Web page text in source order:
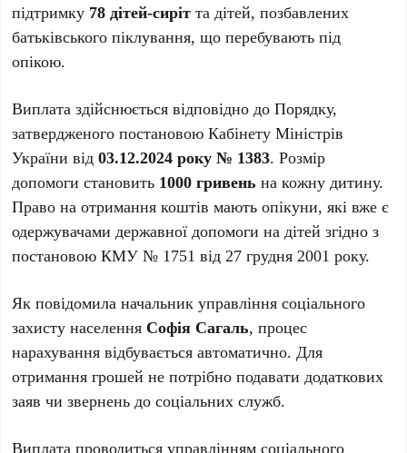
підтримку 78 дітей-сиріт та дітей, позбавлених
батьківського піклування, що перебувають під
опікою.
Виплата здійснюється відповідно до Порядку,
затвердженого постановою Кабінету Міністрів
України від03.12.2024 року № 1383. Розмір
допомоги становить 1000 гривень на кожну дитину.
Право на отримання коштів мають опікуни, які вже є
одержувачами державної допомоги на дітей згідно з
постановою КМУ № 1751 від 27 грудня 2001 року.
Як повідомила начальник управління соціального
захисту населення Софія Сагаль, процес
нарахування відбувається автоматично. Для
отримання грошей не потрібно подавати додаткових
заяв чи звернень до соціальних служб.
Виплата проводиться управлінням соціального